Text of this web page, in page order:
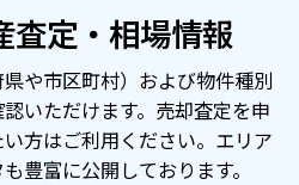
査定・相場情報
や市区町村）および物件種別
いただけます。売却査定を申
方はご利用ください。エリア
豊富に公開しております。